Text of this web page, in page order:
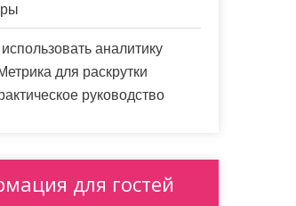
использовать аналитику
для раскрутки
руководство
для гостей